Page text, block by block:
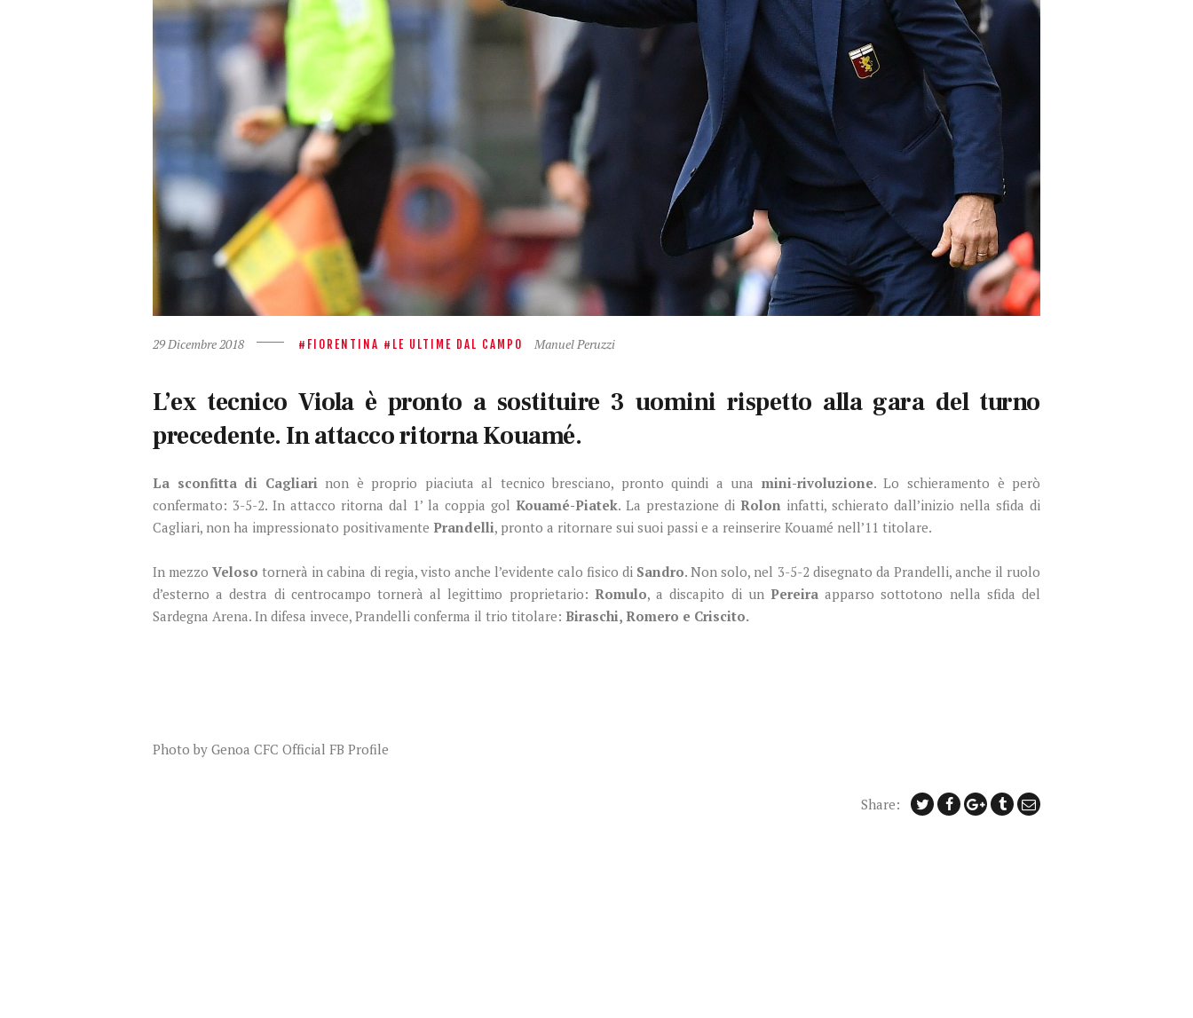
29 Dicembre 2018 FIORENTINA LE ULTIME DAL CAMPO Manuel Peruzzi
L’ex tecnico Viola è pronto a sostituire 3 uomini rispetto alla gara del turno
precedente. In attacco ritorna Kouamé.
La sconfitta di Cagliari non è proprio piaciuta al tecnico bresciano, pronto quindi a una mini-rivoluzione. Lo schieramento è però
confermato: 3-5-2. In attacco ritorna dal 1’ la coppia gol Kouamé-Piatek. La prestazione di Rolon infatti, schierato dall’inizio nella sfida di
Cagliari, non ha impressionato positivamente Prandelli, pronto a ritornare sui suoi passi e a reinserire Kouamé nell’11 titolare.
In mezzo Veloso tornerà in cabina di regia, visto anche l’evidente calo fisico di Sandro. Non solo, nel 3-5-2 disegnato da Prandelli, anche il ruolo
d’esterno a destra di centrocampo tornerà al legittimo proprietario: Romulo, a discapito di un Pereiraapparso sottotono nella sfida del
Sardegna Arena. In difesa invece, Prandelli conferma il trio titolare: Biraschi, Romero e Criscito.
Photo by Genoa CFC Official FB Profile
Share: